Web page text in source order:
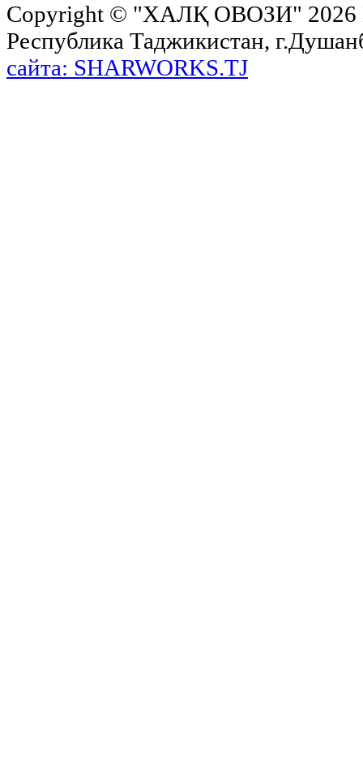
Copyright © "ХАЛҚ ОВОЗИ"
Республика Таджикистан,
сайта: SHARWORKS.TJ